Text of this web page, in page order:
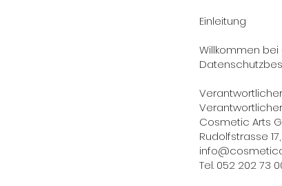
Einleitung
Willkommen
Verantwortlicher
Cosmetic Arts
Rudolfstrasse
Tel. 052 202 73